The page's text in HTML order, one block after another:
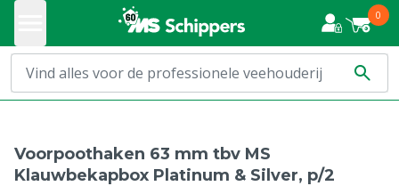
0
Voorpoothaken 63 mm tbv MS
Klauwbekapbox Platinum & Silver, p/2